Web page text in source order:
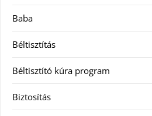
Baba
Béltisztítás
Béltisztító kúra program
Biztosítás